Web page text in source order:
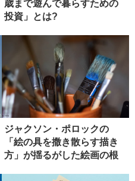
歳まで遊んで暮らすための
投資」とは?
ジャクソン・ポロックの
「絵の具を撒き散らす描き
方」が揺るがした絵画の根